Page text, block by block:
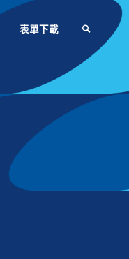
表單下載